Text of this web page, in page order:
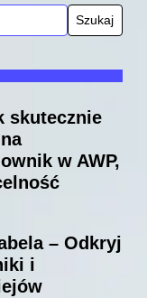
skutecznie
w AWP,
– Odkryj
i